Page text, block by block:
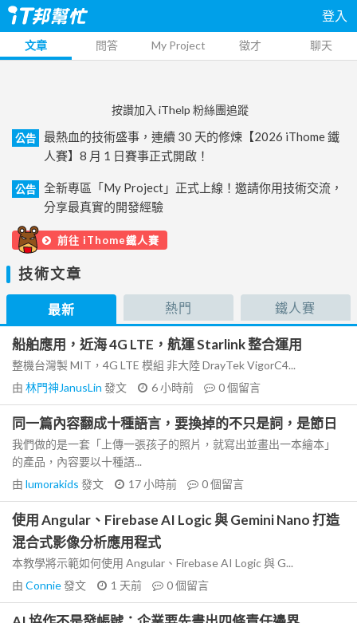
登入
文章 問答 My Project 徵才 聊天
按讚加入 iThelp 粉絲團追蹤
公告
最熱血的技術盛事，連續 30 天的修煉【2026 iThome 鐵
人賽】8 月 1 日賽事正式開啟！
公告
全新專區「My Project」正式上線！邀請你用技術交流，
分享最真實的開發經驗
前往 iThome鐵人賽
技術文章
最新 熱門 鐵人賽
船舶應用，近海 4G LTE，航運 Starlink 整合運用
整機台灣製 MIT，4G LTE 模組 非大陸 DrayTek VigorC4...
由 林門神JanusLin 發文 6 小時前 0個留言
同一篇內容翻成十種語言，要換掉的不只是詞，是節日
我們做的是一套「上傳一張孩子的照片，就寫出並畫出一本繪本」
的產品，內容要以十種語...
由 lumorakids 發文 17 小時前 0個留言
使用 Angular、Firebase AI Logic 與 Gemini Nano 打造
混合式影像分析應用程式
本教學將示範如何使用 Angular、Firebase AI Logic 與 G...
由 Connie發文 1 天前 0個留言